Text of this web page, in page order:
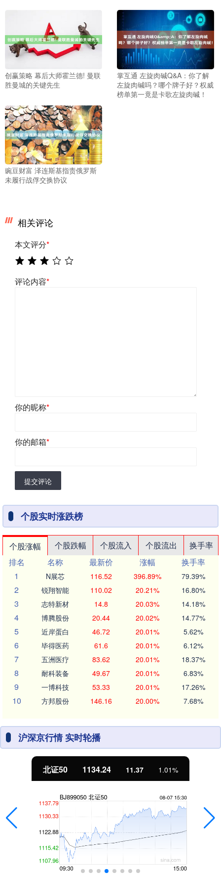
创赢策略 幕后大师霍兰德! 曼联
胜曼城的关键先生
掌互通 左旋肉碱Q&A：你了解
左旋肉碱吗？哪个牌子好？权威
榜单第一竟是卡歌左旋肉碱！
豌豆财富 泽连斯基指责俄罗斯
未履行战俘交换协议
相关评论
本文评分*
评论内容*
你的昵称*
你的邮箱*
提交评论
个股实时涨跌榜
个股涨幅 个股跌幅 个股流入 个股流出
换手率
排名
名称 最新价 涨幅
换手率
1
N展芯 116.52 396.89% 79.39%
2 锐翔智能 110.02 20.21% 16.80%
3 志特新材 14.8 20.03% 14.18%
4 博腾股份 20.44 20.02% 14.77%
5 近岸蛋白 46.72 20.01% 5.62%
6 毕得医药 61.6 20.01% 6.12%
7 五洲医疗 83.62 20.01% 18.37%
8 耐科装备 49.67 20.01% 6.83%
9 一博科技 53.33 20.01% 17.26%
10 方邦股份 146.16 20.00% 7.68%
沪深京行情 实时轮播
北证50 1134.24 11.37 1.01%